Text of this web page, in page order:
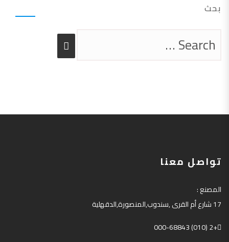
بحث
تواصل معنا
المصنع:
17شارع أم القرى,سندوب,المنصورة,الدقهلية
+2 (010) 000-68843